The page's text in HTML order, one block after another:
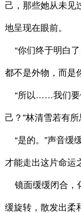
己，那些她从未见
地呈现在眼前。
“你们终于明白了
都不是外物，而是
“所以……我们要
己？”林清雪若有所
“是的。”声音缓
才能走出这片命运
镜面缓缓闭合，
缓旋转，散发出柔